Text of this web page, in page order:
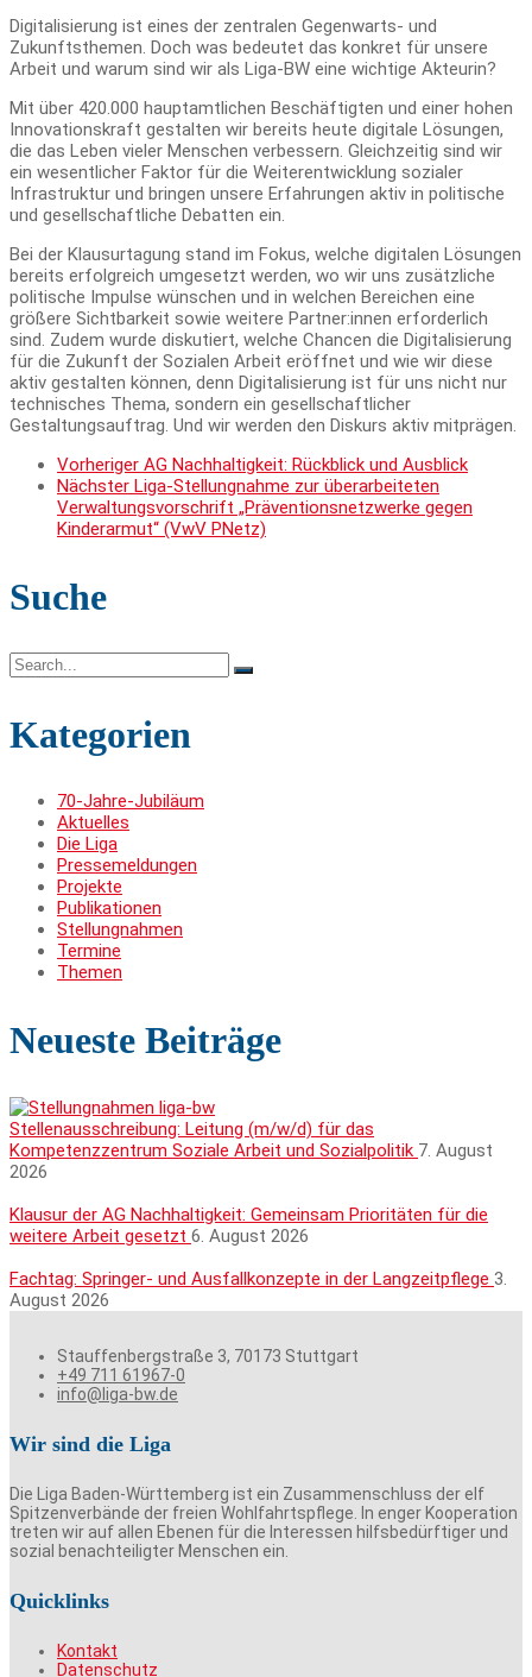
Digitalisierung ist eines der zentralen Gegenwarts- und
Zukunftsthemen. Doch was bedeutet das konkret für unsere
Arbeit und warum sind wir als Liga-BW eine wichtige Akteurin?
Mit über 420.000 hauptamtlichen Beschäftigten und einer hohen
Innovationskraft gestalten wir bereits heute digitale Lösungen,
die das Leben vieler Menschen verbessern. Gleichzeitig sind wir
ein wesentlicher Faktor für die Weiterentwicklung sozialer
Infrastruktur und bringen unsere Erfahrungen aktiv in politische
und gesellschaftliche Debatten ein.
Bei der Klausurtagung stand im Fokus, welche digitalen Lösungen
bereits erfolgreich umgesetzt werden, wo wir uns zusätzliche
politische Impulse wünschen und in welchen Bereichen eine
größere Sichtbarkeit sowie weitere Partner:innen erforderlich
sind. Zudem wurde diskutiert, welche Chancen die Digitalisierung
für die Zukunft der Sozialen Arbeit eröffnet und wie wir diese
aktiv gestalten können, denn Digitalisierung ist für uns nicht nur
technisches Thema, sondern ein gesellschaftlicher
Gestaltungsauftrag. Und wir werden den Diskurs aktiv mitprägen.
Vorheriger AG Nachhaltigkeit: Rückblick und Ausblick
Nächster Liga-Stellungnahme zur überarbeiteten
Verwaltungsvorschrift „Präventionsnetzwerke gegen
Kinderarmut“ (VwV PNetz)
Suche
Search
for:
Kategorien
70-Jahre-Jubiläum
Aktuelles
Die Liga
Pressemeldungen
Projekte
Publikationen
Stellungnahmen
Termine
Themen
Neueste Beiträge
Stellenausschreibung: Leitung (m/w/d) für das
Kompetenzzentrum Soziale Arbeit und Sozialpolitik 7. August
2026
Klausur der AG Nachhaltigkeit: Gemeinsam Prioritäten für die
weitere Arbeit gesetzt 6. August 2026
Fachtag: Springer- und Ausfallkonzepte in der Langzeitpflege 3.
August 2026
Stauffenbergstraße 3, 70173 Stuttgart
+49 711 61967-0
info@liga-bw.de
Wir sind die Liga
Die Liga Baden-Württemberg ist ein Zusammenschluss der elf
Spitzenverbände der freien Wohlfahrtspflege. In enger Kooperation
treten wir auf allen Ebenen für die Interessen hilfsbedürftiger und
sozial benachteiligter Menschen ein.
Quicklinks
Kontakt
Datenschutz